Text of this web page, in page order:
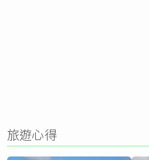
旅遊心得